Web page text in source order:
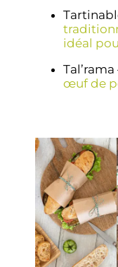
idéal
Tal’rama
œuf de